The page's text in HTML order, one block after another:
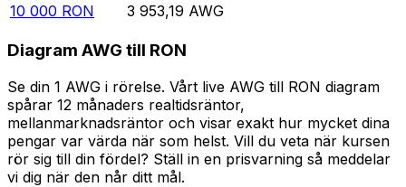
10 000 RON 3 953,19 AWG
Diagram AWG till RON
Se din 1 AWG i rörelse. Vårt live AWG till RON diagram
spårar 12 månaders realtidsräntor,
mellanmarknadsräntor och visar exakt hur mycket dina
pengar var värda när som helst. Vill du veta när kursen
rör sig till din fördel? Ställ in en prisvarning så meddelar
vi dig när den når ditt mål.